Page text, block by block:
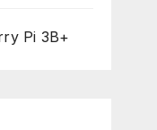
Pi 3B+